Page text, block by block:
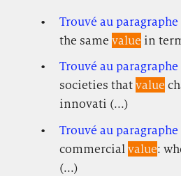
Trouvé au paragraphe
the same value in
Trouvé au paragraphe
societies thatvalue
innovati (...)
Trouvé au paragraphe
commercialvalue:
(...)